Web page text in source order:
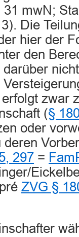
31 mwN;
Die
hier der
den
zwar
(§
oder
297 =
ZVG §